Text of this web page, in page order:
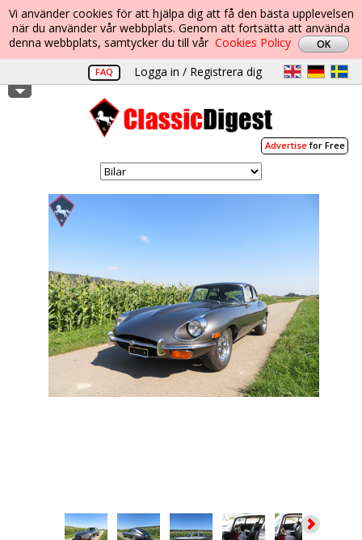
Vi använder cookies för att hjälpa dig att få den bästa upplevelsen
när du använder vår webbplats. Genom att fortsätta att använda
denna webbplats, samtycker du till vår Cookies Policy
FAQ Logga in / Registrera dig
Advertisefor Free